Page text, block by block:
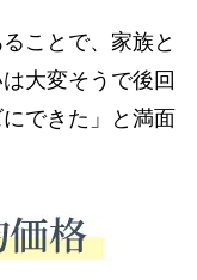
ことで、家族と
大変そうで後回
できた」と満面